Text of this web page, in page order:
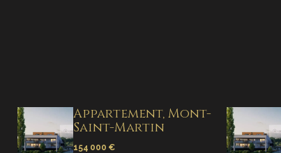
Appartement, Mont-
Saint-Martin
154 000 €